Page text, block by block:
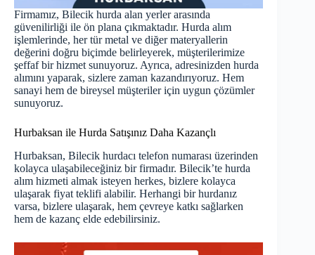
Firmamız, Bilecik hurda alan yerler arasında
güvenilirliği ile ön plana çıkmaktadır. Hurda alım
işlemlerinde, her tür metal ve diğer materyallerin
değerini doğru biçimde belirleyerek, müşterilerimize
şeffaf bir hizmet sunuyoruz. Ayrıca, adresinizden hurda
alımını yaparak, sizlere zaman kazandırıyoruz. Hem
sanayi hem de bireysel müşteriler için uygun çözümler
sunuyoruz.
Hurbaksan ile Hurda Satışınız Daha Kazançlı
Hurbaksan, Bilecik hurdacı telefon numarası üzerinden
kolayca ulaşabileceğiniz bir firmadır. Bilecik’te hurda
alım hizmeti almak isteyen herkes, bizlere kolayca
ulaşarak fiyat teklifi alabilir. Herhangi bir hurdanız
varsa, bizlere ulaşarak, hem çevreye katkı sağlarken
hem de kazanç elde edebilirsiniz.